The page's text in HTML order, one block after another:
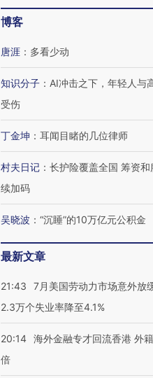
博客
唐涯 ： 多看少动
知识分子 ： AI冲击之下，年轻人与
受伤
丁金坤 ： 耳闻目睹的几位律师
村夫日记 ： 长护险覆盖全国 筹资
续加码
吴晓波 ： “沉睡”的10万亿元公积金
最新文章
21:43
7月美国劳动力市场意外放
2.3万个失业率降至4.1%
20:14 海外金融专才回流香港 外
倍